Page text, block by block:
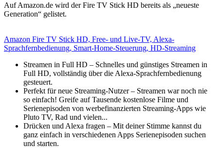
Auf Amazon.de wird der Fire TV Stick HD bereits als „neueste
Generation“ gelistet.
Amazon Fire TV Stick HD, Free- und Live-TV, Alexa-
Sprachfernbedienung, Smart-Home-Steuerung, HD-Streaming
Streamen in Full HD – Schnelles und günstiges Streamen in
Full HD, vollständig über die Alexa-Sprachfernbedienung
gesteuert.
Perfekt für neue Streaming-Nutzer – Streamen war noch nie
so einfach! Greife auf Tausende kostenlose Filme und
Serienepisoden von werbefinanzierten Streaming-Apps wie
Pluto TV, Rad und vielen...
Drücken und Alexa fragen – Mit deiner Stimme kannst du
ganz einfach in verschiedenen Apps Serienepisoden suchen
und starten.